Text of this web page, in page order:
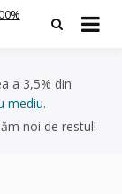
a 3,5% din
mediu.
noi de restul!